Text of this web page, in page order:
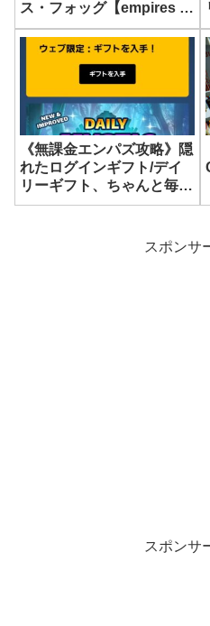
ス・フォッグ【empires &
puzzles】
《無課金エンパズ攻略》隠
れたログインギフト/デイ
リーギフト、ちゃんと毎日
貰ってますか！？
スポンサ
スポンサ